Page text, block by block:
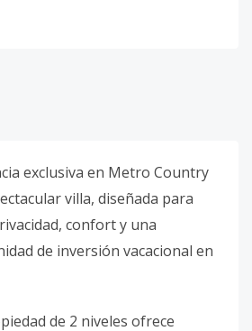
exclusiva en Metro Country
villa, diseñada para
confort y una
de inversión vacacional en
de 2 niveles ofrece